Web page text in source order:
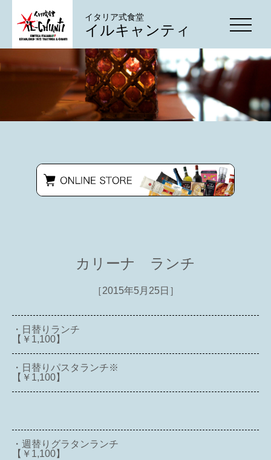
イタリア式食堂
イルキャンティ
カリーナ ランチ
［2015年5月25日］
・日替りランチ
【￥1,100】
・日替りパスタランチ※
【￥1,100】
・週替りグラタンランチ
【￥1,100】